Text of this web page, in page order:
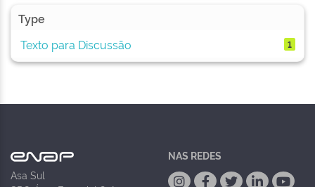
Type
Texto para Discussão
1
Asa Sul
NAS REDES